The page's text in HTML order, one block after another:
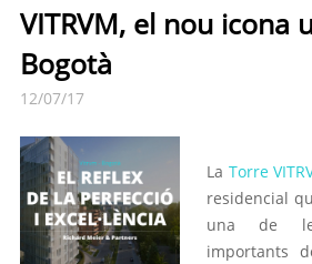
VITRVM, el nou icona
Bogotà
12/07/17
La Torre
residencial
una de
importants